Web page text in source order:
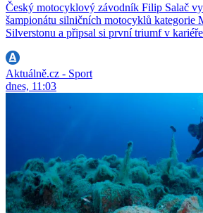
Český motocyklový závodník Filip Salač
šampionátu silničních motocyklů kategorie
Silverstonu a připsal si první triumf v
Aktuálně.cz - Sport
dnes, 11:03